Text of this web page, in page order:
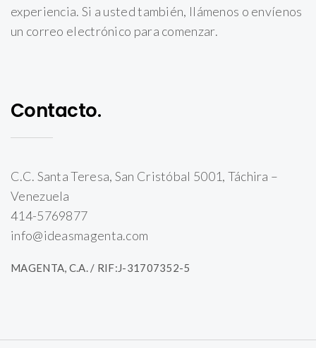
experiencia. Si a usted también, llámenos o envíenos
un correo electrónico para comenzar.
Contacto.
C.C. Santa Teresa, San Cristóbal 5001, Táchira –
Venezuela
414-5769877
info@ideasmagenta.com
MAGENTA, C.A. / RIF:J-31707352-5